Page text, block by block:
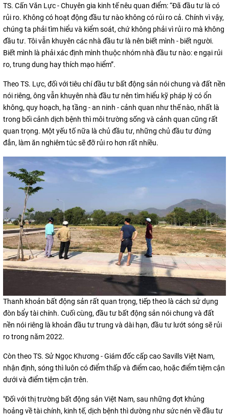
TS. Cấn Văn Lực - Chuyên gia kinh tế nêu quan điểm: “Đã đầu tư là có
rủi ro. Không có hoạt động đầu tư nào không có rủi ro cả. Chính vì vậy,
chúng ta phải tìm hiểu và kiểm soát, chứ không phải vì rủi ro mà không
đầu tư. Tôi vẫn khuyên các nhà đầu tư là nên biết mình - biết người.
Biết mình là phải xác định mình thuộc nhóm nhà đầu tư nào: e ngại rủi
ro, trung dung hay thích mạo hiểm”.
Theo TS. Lực, đối với tiêu chí đầu tư bất động sản nói chung và đất nền
nói riêng, ông vẫn khuyên nhà đầu tư nên tìm hiểu kỹ pháp lý có ổn
không, quy hoạch, hạ tầng - an ninh - cảnh quan như thế nào, nhất là
trong bối cảnh dịch bệnh thì môi trường sống và cảnh quan cũng rất
quan trọng. Một yếu tố nữa là chủ đầu tư, những chủ đầu tư đứng
đắn, làm ăn nghiêm túc sẽ đỡ rủi ro hơn rất nhiều.
Thanh khoản bất động sản rất quan trọng, tiếp theo là cách sử dụng
đòn bẩy tài chính. Cuối cùng, đầu tư bất động sản nói chung và đất
nền nói riêng là khoản đầu tư trung và dài hạn, đầu tư lướt sóng sẽ rủi
ro trong năm 2022.
Còn theo TS. Sử Ngọc Khương - Giám đốc cấp cao Savills Việt Nam,
nhận định, sóng thì luôn có điểm thấp và điểm cao, hoặc điểm tiệm cận
dưới và điểm tiệm cận trên.
"Đối với thị trường bất động sản Việt Nam, sau những đợt khủng
hoảng về tài chính, kinh tế, dịch bệnh thì dường như sức nén về đầu tư